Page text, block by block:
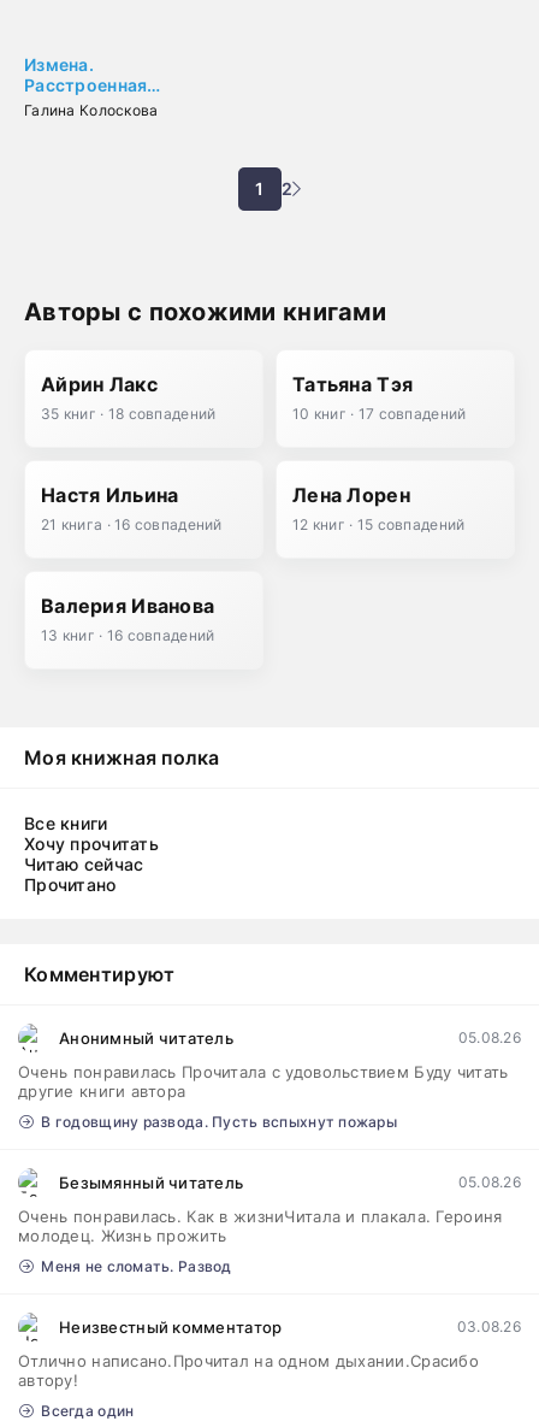
Измена.
Расстроенная
свадьба
Галина Колоскова
1 2
Авторы с похожими книгами
Айрин Лакс
35 книг · 18 совпадений
Татьяна Тэя
10 книг · 17 совпадений
Настя Ильина
21 книга · 16 совпадений
Лена Лорен
12 книг · 15 совпадений
Валерия Иванова
13 книг · 16 совпадений
Моя книжная полка
Все книги
Хочу прочитать
Читаю сейчас
Прочитано
Комментируют
Анонимный читатель 05.08.26
Очень понравилась Прочитала с удовольствием Буду читать
другие книги автора
В годовщину развода. Пусть вспыхнут пожары
Безымянный читатель 05.08.26
Очень понравилась. Как в жизниЧитала и плакала. Героиня
молодец. Жизнь прожить
Меня не сломать. Развод
Неизвестный комментатор 03.08.26
Отлично написано.Прочитал на одном дыхании.Срасибо
автору!
Всегда один